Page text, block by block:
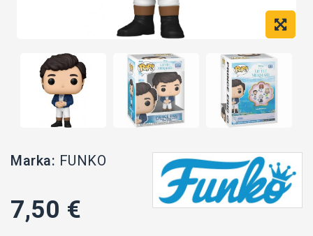
Marka: FUNKO
7,50 €